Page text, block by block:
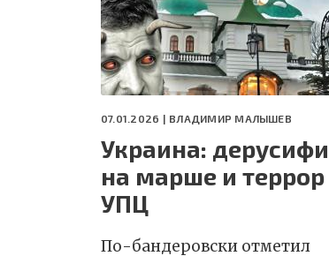
07.01.2026 | ВЛАДИМИР МАЛЫШЕВ
Украина:
на марше и террор
УПЦ
По-бандеровски отметил